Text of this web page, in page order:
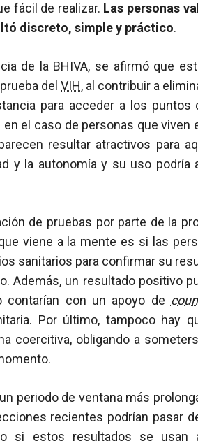
fácil de realizar. Las personas
discreto, simple y práctico.
de la BHIVA, se afirmó que
del VIH, al contribuir a
para acceder a los puntos
el caso de personas que viven
resultar atractivos para
y la autonomía y su uso podría
de pruebas por parte de la
viene a la mente es si las
sanitarios para confirmar su
Además, un resultado positivo
contarían con un apoyo de
Por último, tampoco hay
coercitiva, obligando a
periodo de ventana más
recientes podrían pasar
si estos resultados se